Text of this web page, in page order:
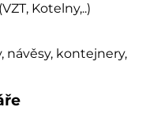
Kotelny,..)
návěsy, kontejnery,